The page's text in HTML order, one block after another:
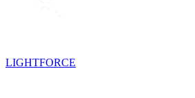
LIGHTFORCE